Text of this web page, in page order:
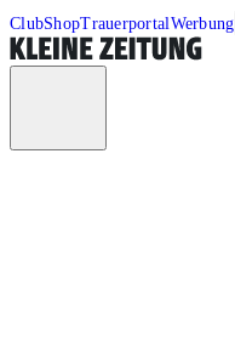
ClubShopTrauerportalWerbung